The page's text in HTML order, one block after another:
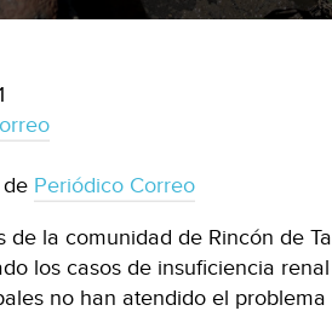
Periódico Correo
de la comunidad de Rincón de
los casos de insuficiencia
no han atendido el